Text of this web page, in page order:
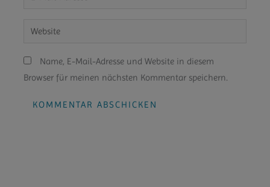
Website
Name, E-Mail-Adresse und Website in diesem
Browser für meinen nächsten Kommentar speichern.